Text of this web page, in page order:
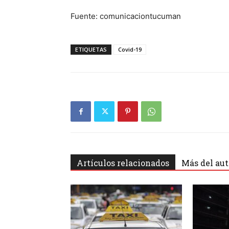
Fuente: comunicaciontucuman
ETIQUETAS Covid-19
Artículos relacionados Más del